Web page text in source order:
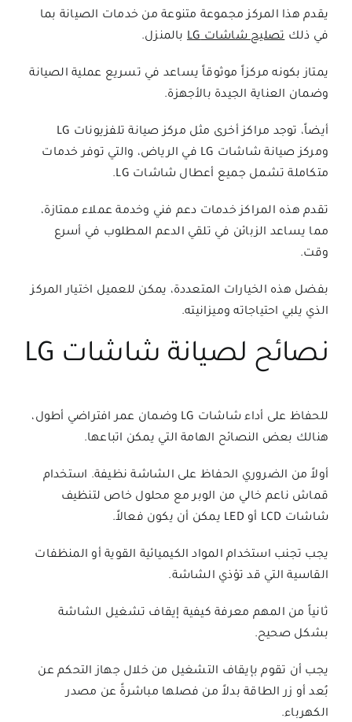
يقدم هذا المركز مجموعة متنوعة من خدمات الصيانة بما
في ذلكتصليح شاشات LG بالمنزل.
يمتاز بكونه مركزاً موثوقاً يساعد في تسريع عملية الصيانة
وضمان العناية الجيدة بالأجهزة.
أيضاً، توجد مراكز أخرى مثل مركز صيانة تلفزيونات LG
ومركز صيانة شاشات LG في الرياض، والتي توفر خدمات
متكاملة تشمل جميع أعطال شاشات LG.
تقدم هذه المراكز خدمات دعم فني وخدمة عملاء ممتازة،
مما يساعد الزبائن في تلقي الدعم المطلوب في أسرع
وقت.
بفضل هذه الخيارات المتعددة، يمكن للعميل اختيار المركز
الذي يلبي احتياجاته وميزانيته.
نصائح لصيانة شاشات LG
للحفاظ على أداء شاشات LG وضمان عمر افتراضي أطول،
هنالك بعض النصائح الهامة التي يمكن اتباعها.
أولاً من الضروري الحفاظ على الشاشة نظيفة. استخدام
قماش ناعم خالي من الوبر مع محلول خاص لتنظيف
شاشات LCD أو LED يمكن أن يكون فعالاً.
يجب تجنب استخدام المواد الكيميائية القوية أو المنظفات
القاسية التي قد تؤذي الشاشة.
ثانياً من المهم معرفة كيفية إيقاف تشغيل الشاشة
بشكل صحيح.
يجب أن تقوم بإيقاف التشغيل من خلال جهاز التحكم عن
بُعد أو زر الطاقة بدلاً من فصلها مباشرةً عن مصدر
الكهرباء.